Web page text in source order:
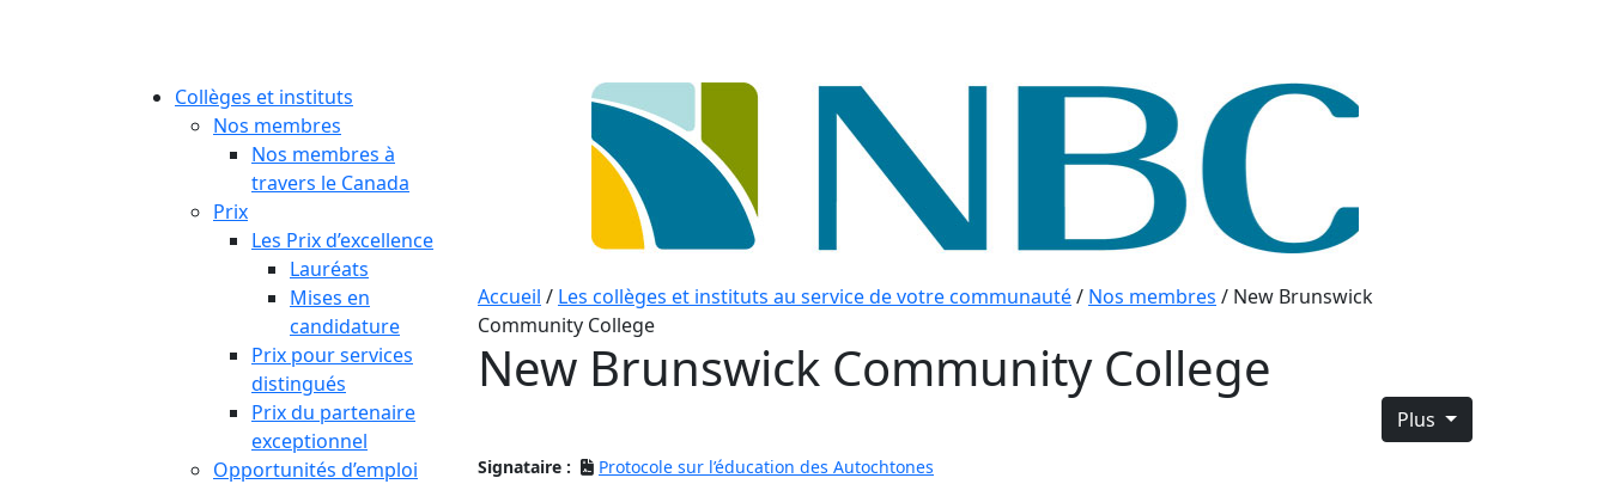
Collèges et instituts
Nos membres
Nos membres à
travers le Canada
Prix
Les Prix d’excellence
Lauréats
Mises en
candidature
Prix pour services
distingués
Prix du partenaire
exceptionnel
Opportunités d’emploi
Accueil / Les collèges et instituts au service de votre communauté/ Nos membres / New Brunswick
Community College
New Brunswick Community College
Plus
Signataire : Protocole sur l’éducation des Autochtones